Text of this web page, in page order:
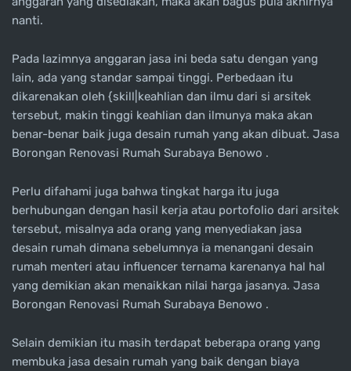
nanti.
Pada lazimnya anggaran jasa ini beda satu dengan yang
lain, ada yang standar sampai tinggi. Perbedaan itu
dikarenakan oleh {skill|keahlian dan ilmu dari si arsitek
tersebut, makin tinggi keahlian dan ilmunya maka akan
benar-benar baik juga desain rumah yang akan dibuat. Jasa
Borongan Renovasi Rumah Surabaya Benowo .
Perlu difahami juga bahwa tingkat harga itu juga
berhubungan dengan hasil kerja atau portofolio dari arsitek
tersebut, misalnya ada orang yang menyediakan jasa
desain rumah dimana sebelumnya ia menangani desain
rumah menteri atau influencer ternama karenanya hal hal
yang demikian akan menaikkan nilai harga jasanya. Jasa
Borongan Renovasi Rumah Surabaya Benowo .
Selain demikian itu masih terdapat beberapa orang yang
membuka jasa desain rumah yang baik dengan biaya